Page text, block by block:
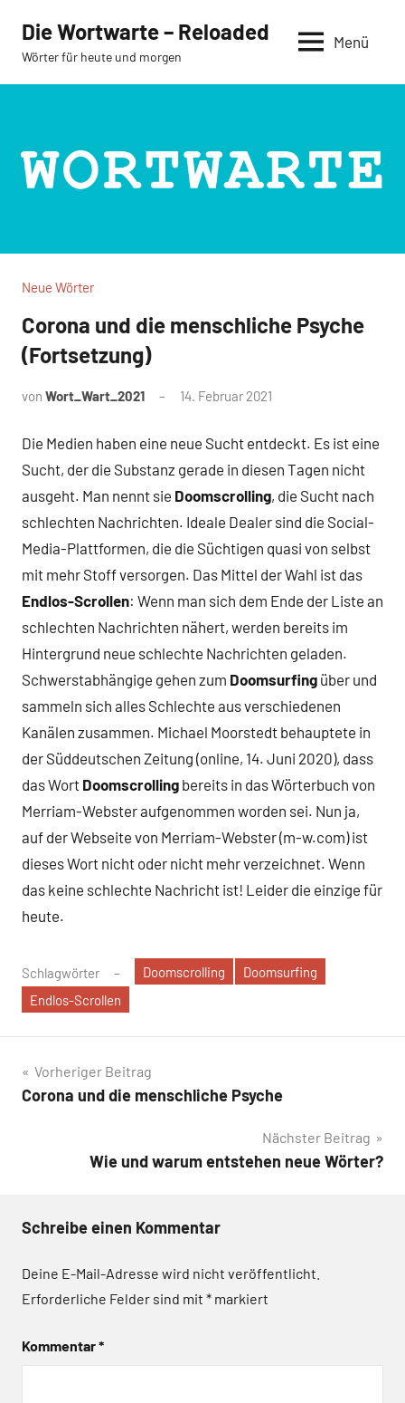
Inhalt
springen
Die Wortwarte – Reloaded
Wörter für heute und morgen
Menü
Neue Wörter
Corona und die menschliche Psyche
(Fortsetzung)
von Wort_Wart_2021 14. Februar 2021
Die Medien haben eine neue Sucht entdeckt. Es ist eine
Sucht, der die Substanz gerade in diesen Tagen nicht
ausgeht. Man nennt sie Doomscrolling, die Sucht nach
schlechten Nachrichten. Ideale Dealer sind die Social-
Media-Plattformen, die die Süchtigen quasi von selbst
mit mehr Stoff versorgen. Das Mittel der Wahl ist das
Endlos-Scrollen: Wenn man sich dem Ende der Liste an
schlechten Nachrichten nähert, werden bereits im
Hintergrund neue schlechte Nachrichten geladen.
Schwerstabhängige gehen zum Doomsurfing über und
sammeln sich alles Schlechte aus verschiedenen
Kanälen zusammen. Michael Moorstedt behauptete in
der Süddeutschen Zeitung (online, 14. Juni 2020), dass
das Wort Doomscrolling bereits in das Wörterbuch von
Merriam-Webster aufgenommen worden sei. Nun ja,
auf der Webseite von Merriam-Webster (m-w.com) ist
dieses Wort nicht oder nicht mehr verzeichnet. Wenn
das keine schlechte Nachricht ist! Leider die einzige für
heute.
Schlagwörter Doomscrolling
Doomsurfing
Endlos-Scrollen
Beitragsnavigation
Vorheriger Beitrag
Corona und die menschliche Psyche
Nächster Beitrag
Wie und warum entstehen neue Wörter?
Schreibe einen Kommentar
Deine E-Mail-Adresse wird nicht veröffentlicht.
Erforderliche Felder sind mit * markiert
Kommentar*